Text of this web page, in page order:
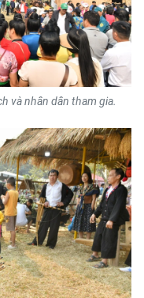
và nhân dân tham gia.